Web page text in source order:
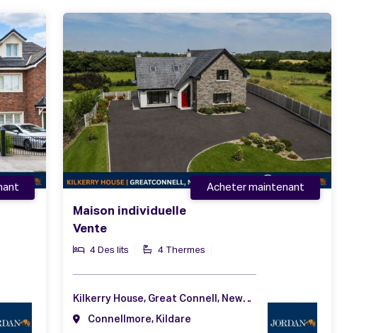
Maison individuelle
Vente
4 Des lits 4 Thermes
Acheter maintenant
Kilkerry House, Great Connell, Newbridge, Co. Kildare, W12 V102
Connellmore, Kildare